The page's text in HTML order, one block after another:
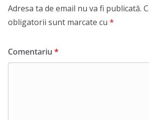
Adresa ta de email nu va fi publicată.
obligatorii sunt marcate cu *
Comentariu *